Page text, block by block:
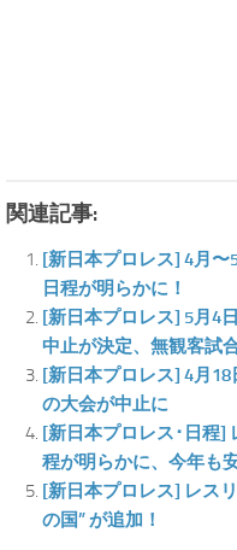
関連記事:
[新日本プロレス] 4月
日程が明らかに！
[新日本プロレス] 5月4
中止が決定、無観客試
[新日本プロレス] 4月18
の大会が中止に
[新日本プロレス･日程]
程が明らかに、今年も
[新日本プロレス] レス
の国” が追加！